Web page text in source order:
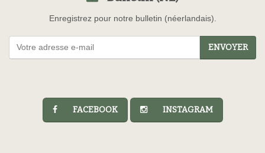
Enregistrez pour notre bulletin (néerlandais).
ENVOYER
FACEBOOK INSTAGRAM